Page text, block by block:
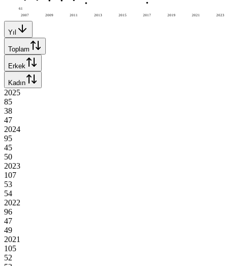
2007 2009 2011 2013 2015 2017 2019 2021 2023
61
Yıl
Toplam
Erkek
Kadın
2025
85
38
47
2024
95
45
50
2023
107
53
54
2022
96
47
49
2021
105
52